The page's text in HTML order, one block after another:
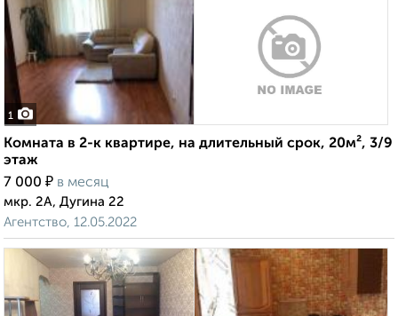
1
Комната в 2-к квартире, на длительный срок, 20м², 3/9
этаж
7 000 ₽ в месяц
мкр. 2А, Дугина 22
Агентство, 12.05.2022